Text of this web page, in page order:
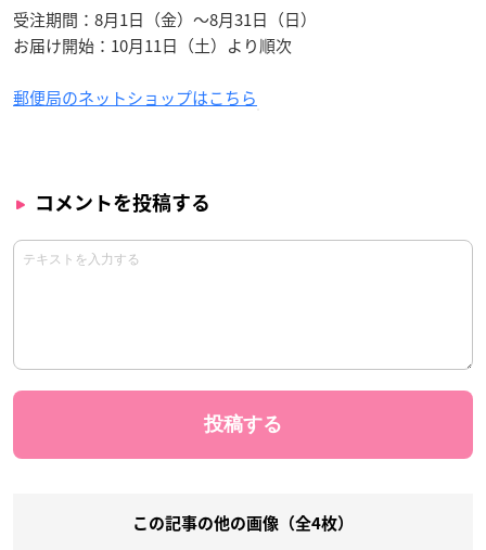
受注期間：8月1日（金）～8月31日（日）
お届け開始：10月11日（土）より順次
郵便局のネットショップはこちら
コメントを投稿する
この記事の他の画像（全4枚）